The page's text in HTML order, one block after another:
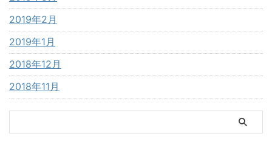
2019年2月
2019年1月
2018年12月
2018年11月